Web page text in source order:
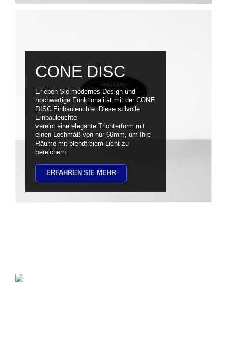
CONE DISC
Erleben Sie modernes Design und
hochwertige Funktionalität mit der CONE
DISC Einbauleuchte. Diese stilvolle
Einbauleuchte
vereint eine elegante Trichterform mit
einen Lochmaß von nur 66mm, um Ihre
Räume mit blendfreiem Licht zu
bereichern.
ERFAHREN SIE MEHR